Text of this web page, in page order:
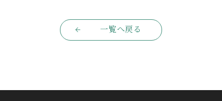
一覧へ戻る